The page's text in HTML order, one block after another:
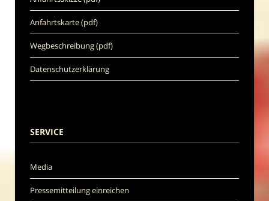
Anfahrtskarte (pdf)
Wegbeschreibung (pdf)
Datenschutzerklärung
SERVICE
Media
Pressemitteilung einreichen